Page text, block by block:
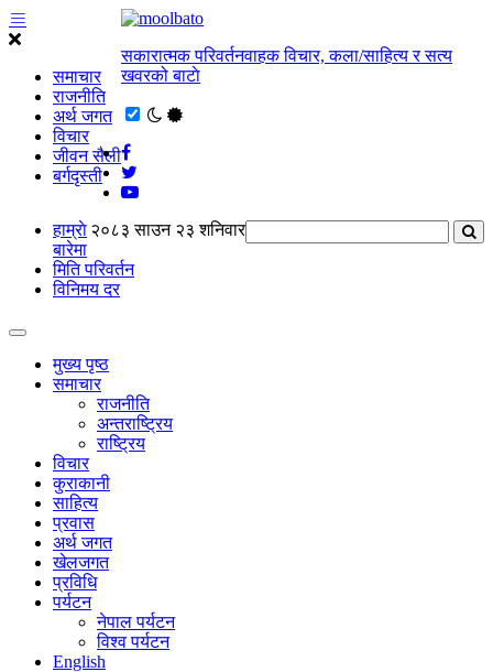
समाचार
राजनीति
अर्थ जगत
विचार
जीवन सैली
बर्गदृस्ती
सकारात्मक परिवर्तनवाहक विचार, कला/साहित्य र सत्य
खवरको बाटाे
२०८३ साउन २३ शनिवार
हाम्राे
बारेमा
मिति परिवर्तन
विनिमय दर
मुख्य पृष्ठ
समाचार
राजनीति
अन्तराष्ट्रिय
राष्ट्रिय
विचार
कुराकानी
साहित्य
प्रवास
अर्थ जगत
खेलजगत
प्रविधि
पर्यटन
नेपाल पर्यटन
विश्व पर्यटन
English